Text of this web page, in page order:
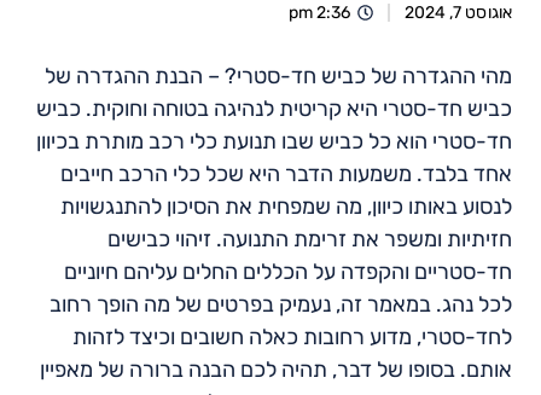
אוגוסט 7, 2024 2:36 pm
מהי ההגדרה של כביש חד-סטרי? – הבנת ההגדרה של
כביש חד-סטרי היא קריטית לנהיגה בטוחה וחוקית. כביש
חד-סטרי הוא כל כביש שבו תנועת כלי רכב מותרת בכיוון
אחד בלבד. משמעות הדבר היא שכל כלי הרכב חייבים
לנסוע באותו כיוון, מה שמפחית את הסיכון להתנגשויות
חזיתיות ומשפר את זרימת התנועה. זיהוי כבישים
חד-סטריים והקפדה על הכללים החלים עליהם חיוניים
לכל נהג. במאמר זה, נעמיק בפרטים של מה הופך רחוב
לחד-סטרי, מדוע רחובות כאלה חשובים וכיצד לזהות
אותם. בסופו של דבר, תהיה לכם הבנה ברורה של מאפיין